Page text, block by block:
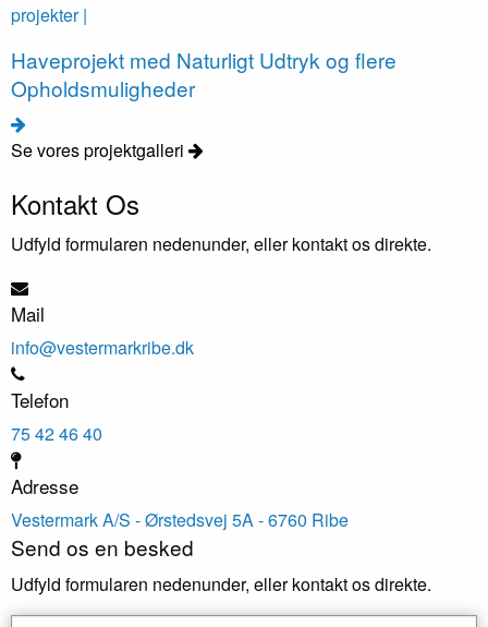
projekter |
Haveprojekt med Naturligt Udtryk og flere
Opholdsmuligheder
Se vores projektgalleri
Kontakt Os
Udfyld formularen nedenunder, eller kontakt os direkte.
Mail
info@vestermarkribe.dk
Telefon
75 42 46 40
Adresse
Vestermark A/S - Ørstedsvej 5A - 6760 Ribe
Send os en besked
Udfyld formularen nedenunder, eller kontakt os direkte.